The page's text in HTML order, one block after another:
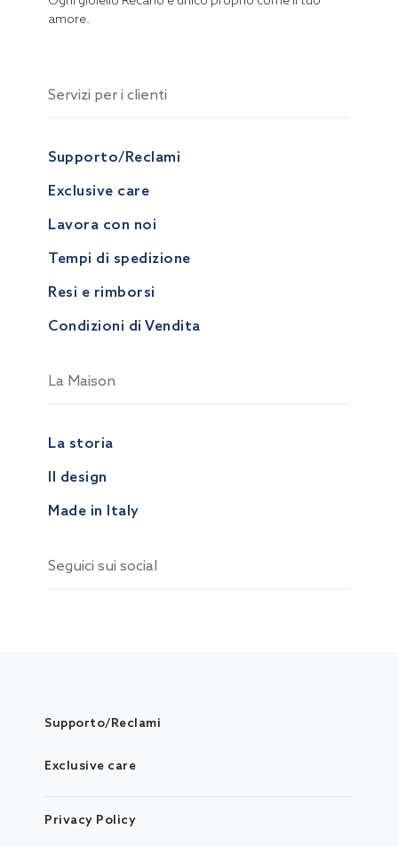
amore.
Servizi per i clienti
Supporto/Reclami
Exclusive care
Lavora con noi
Tempi di spedizione
Resi e rimborsi
Condizioni di Vendita
La Maison
La storia
Il design
Made in Italy
Seguici sui social
Supporto/Reclami
Exclusive care
Privacy Policy